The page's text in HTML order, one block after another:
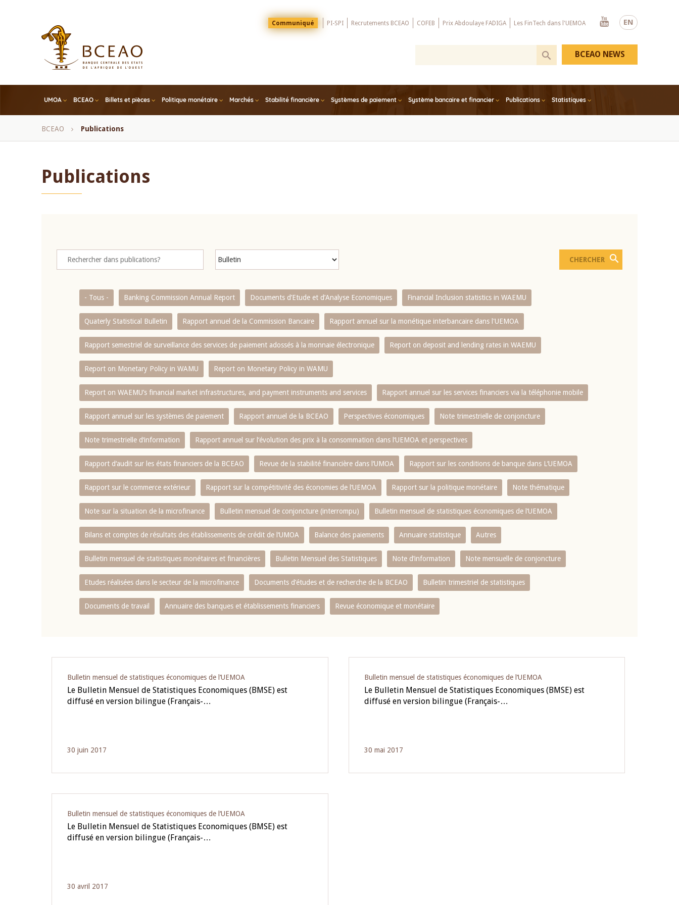
EN
Menu
Top
Communiqué PI-SPI Recrutements BCEAO COFEB Prix Abdoulaye FADIGA Les FinTech dans l'UEMOA
Youtube
UMOA BCEAO Billets et pièces Politique monétaire Marchés Stabilité financière Systèmes de paiement Système bancaire et financier Publications Statistiques
BCEAO NEWS
Fil
BCEAO Publications
Publications
- Tous - Banking Commission Annual Report Documents d’Etude et d’Analyse Economiques Financial Inclusion statistics in WAEMU
Quaterly Statistical Bulletin Rapport annuel de la Commission Bancaire Rapport annuel sur la monétique interbancaire dans l'UEMOA
Rapport semestriel de surveillance des services de paiement adossés à la monnaie électronique Report on deposit and lending rates in WAEMU
Report on Monetary Policy in WAMU Report on Monetary Policy in WAMU
Report on WAEMU’s financial market infrastructures, and payment instruments and services Rapport annuel sur les services financiers via la téléphonie mobile
Rapport annuel sur les systèmes de paiement Rapport annuel de la BCEAO Perspectives économiques Note trimestrielle de conjoncture
Note trimestrielle d‘information Rapport annuel sur l‘évolution des prix à la consommation dans l‘UEMOA et perspectives
Rapport d‘audit sur les états financiers de la BCEAO Revue de la stabilité financière dans l‘UMOA Rapport sur les conditions de banque dans L‘UEMOA
Rapport sur le commerce extérieur Rapport sur la compétitivité des économies de l‘UEMOA Rapport sur la politique monétaire Note thématique
Note sur la situation de la microfinance Bulletin mensuel de conjoncture (interrompu) Bulletin mensuel de statistiques économiques de l‘UEMOA
Bilans et comptes de résultats des établissements de crédit de l‘UMOA Balance des paiements Annuaire statistique Autres
Bulletin mensuel de statistiques monétaires et financières Bulletin Mensuel des Statistiques Note d’information Note mensuelle de conjoncture
Etudes réalisées dans le secteur de la microfinance Documents d’études et de recherche de la BCEAO Bulletin trimestriel de statistiques
Documents de travail Annuaire des banques et établissements financiers Revue économique et monétaire
Bulletin mensuel de statistiques économiques de l‘UEMOA
Le Bulletin Mensuel de Statistiques Economiques (BMSE) est
diffusé en version bilingue (Français-…
30 juin 2017
Bulletin mensuel de statistiques économiques de l‘UEMOA
Le Bulletin Mensuel de Statistiques Economiques (BMSE) est
diffusé en version bilingue (Français-…
30 mai 2017
Bulletin mensuel de statistiques économiques de l‘UEMOA
Le Bulletin Mensuel de Statistiques Economiques (BMSE) est
diffusé en version bilingue (Français-…
30 avril 2017